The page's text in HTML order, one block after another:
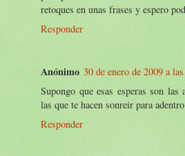
retoques en unas frases y espero
Responder
Anónimo 30 de enero de 2009 a
Supongo que esas esperas son las
las que te hacen sonreir para
Responder